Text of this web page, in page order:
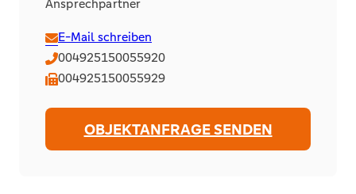
Ansprechpartner
E-Mail schreiben
004925150055920
004925150055929
OBJEKTANFRAGE SENDEN